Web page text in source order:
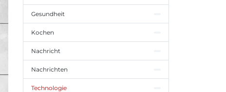
Gesundheit
Kochen
Nachricht
Nachrichten
Technologie